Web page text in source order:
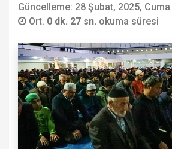
Güncelleme: 28 Şubat, 2025,
Ort. 0 dk. 27 sn. okuma süresi